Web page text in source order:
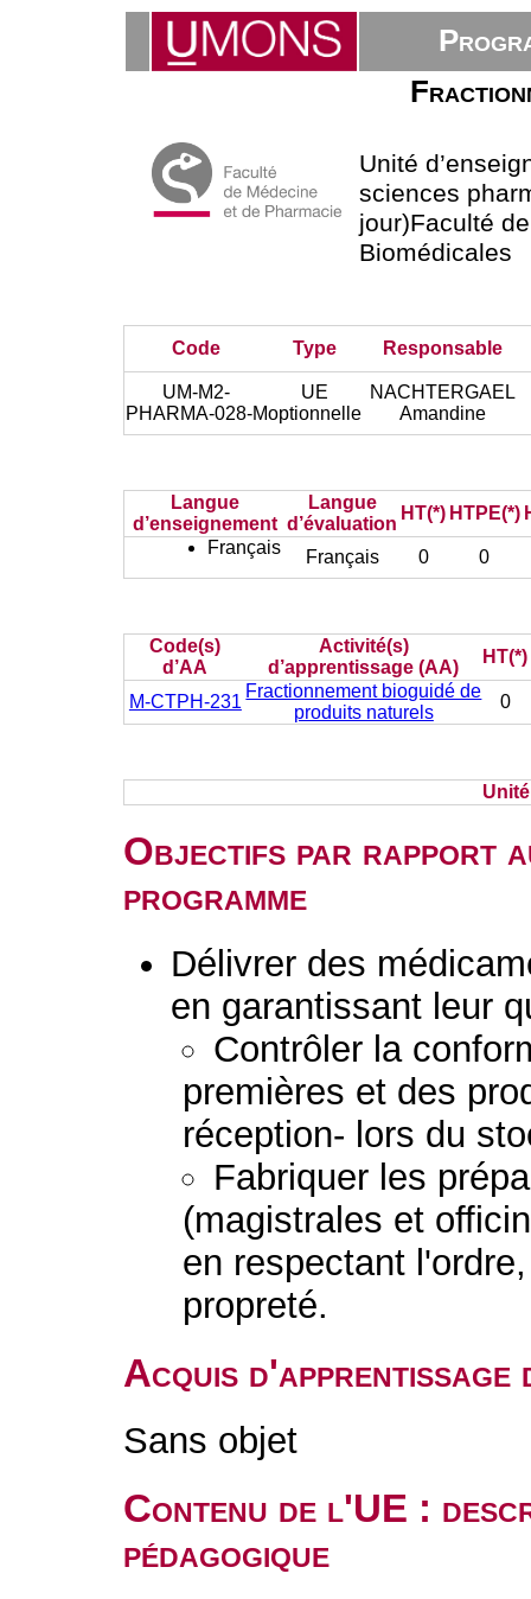
Unité
sciences
jour)Faculté
Biomédicales
Code Type Responsable
UM-M2-
PHARMA-028-M
UE
optionnelle
NACHTERGAEL
Amandine
Langue
d’enseignement
Langue
d’évaluation
HT(*) HTPE(*)
Français
Français 0 0
Code(s)
d’AA
Activité(s)
d’apprentissage (AA)
HT(*)
M-CTPH-231
Fractionnement bioguidé de
produits naturels
0
Objectifs par rapport
programme
Délivrer des
en garantissant leur
Contrôler la
premières et des
réception- lors du
Fabriquer les
(magistrales et
en respectant
propreté.
Acquis d'apprentissage
Sans objet
Contenu de l'UE :
pédagogique